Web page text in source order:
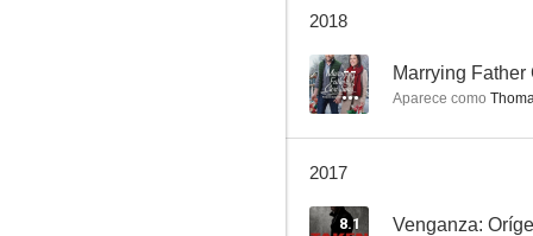
2018
-- Marrying Father
Aparece como
2017
8.1 Venganza: